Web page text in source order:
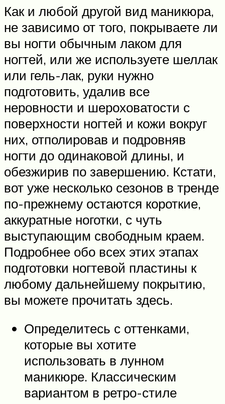
Как и любой другой вид маникюра,
не зависимо от того, покрываете ли
вы ногти обычным лаком для
ногтей, или же используете шеллак
или гель-лак, руки нужно
подготовить, удалив все
неровности и шероховатости с
поверхности ногтей и кожи вокруг
них, отполировав и подровняв
ногти до одинаковой длины, и
обезжирив по завершению. Кстати,
вот уже несколько сезонов в тренде
по-прежнему остаются короткие,
аккуратные ноготки, с чуть
выступающим свободным краем.
Подробнее обо всех этих этапах
подготовки ногтевой пластины к
любому дальнейшему покрытию,
вы можете прочитать здесь.
Определитесь с оттенками,
которые вы хотите
использовать в лунном
маникюре. Классическим
вариантом в ретро-стиле